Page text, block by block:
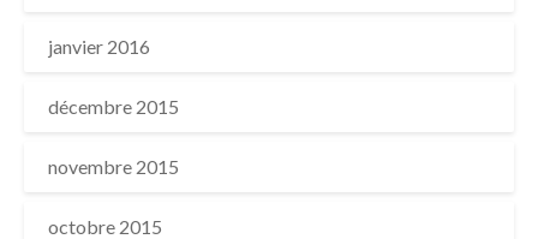
janvier 2016
décembre 2015
novembre 2015
octobre 2015